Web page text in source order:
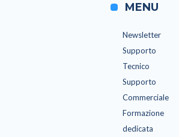
MENU
Newsletter
Supporto
Tecnico
Supporto
Commerciale
Formazione
dedicata